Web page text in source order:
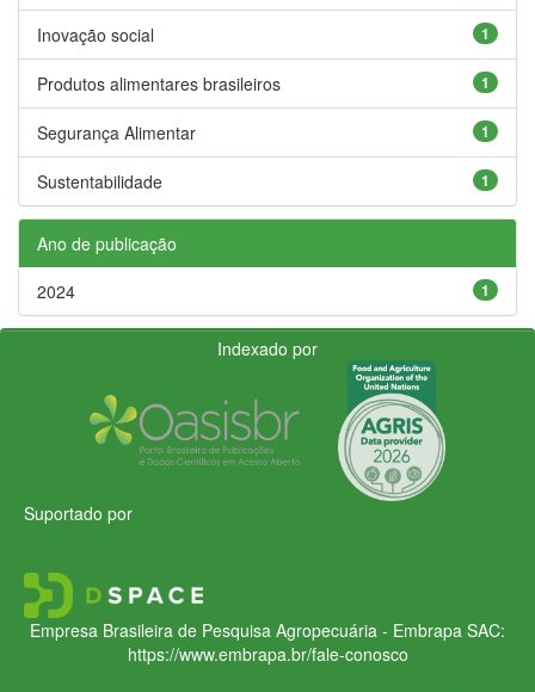
1
Inovação social
1
Produtos alimentares brasileiros
1
Segurança Alimentar
1
Sustentabilidade
Ano de publicação
1
2024
Indexado por
Suportado por
Empresa Brasileira de Pesquisa Agropecuária - Embrapa SAC:
https://www.embrapa.br/fale-conosco